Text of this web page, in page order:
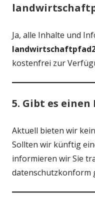
Ja, alle Inhalte und
kostenfrei zur
5. Gibt es
Aktuell bieten wir
Sollten wir künftig
informieren wir Sie
datenschutzkonform